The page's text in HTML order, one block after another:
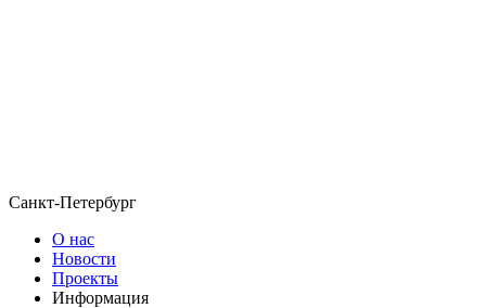
Санкт-Петербург
О нас
Новости
Проекты
Информация